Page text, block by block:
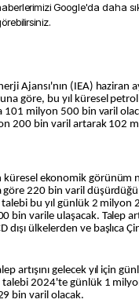
Google'da daha
Ajansı'nın (IEA) haziran
göre, bu yıl küresel
101 milyon 500 bin varil
200 bin varil artarak 102
küresel ekonomik görünüm
göre 220 bin varil
bu yıl günlük 2 milyon
bin varile ulaşacak. Talep
dışı ülkelerden ve başlıca
artışını gelecek yıl için
talebi 2024'te günlük 1
bin varil olacak.